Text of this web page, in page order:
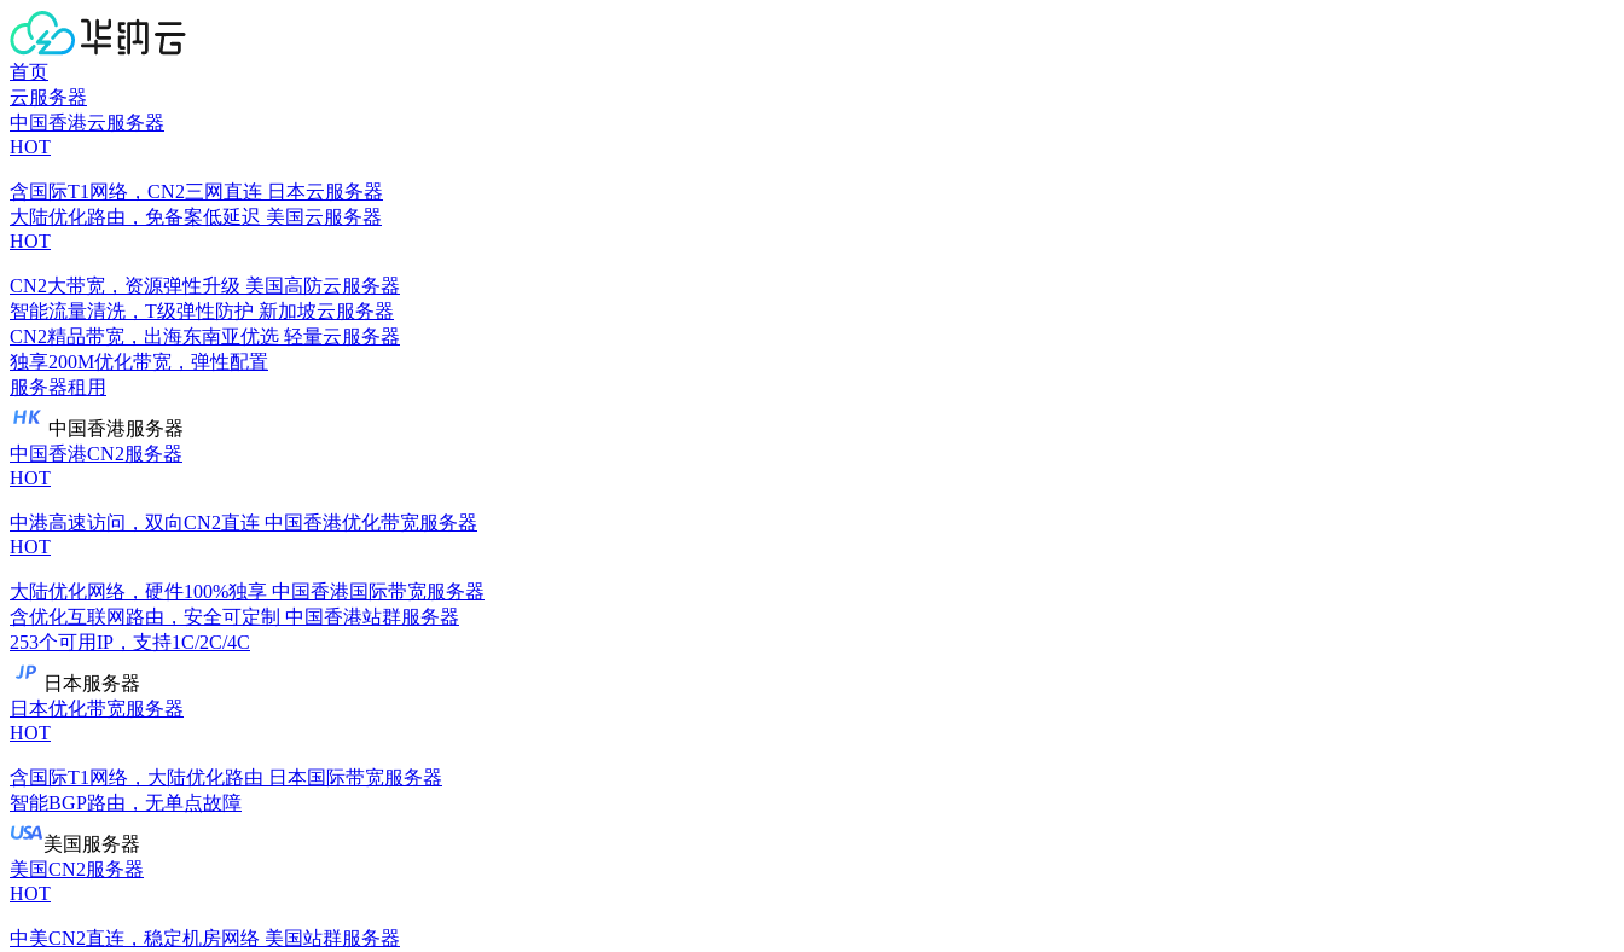
首页
云服务器
中国香港云服务器
HOT
含国际T1网络，CN2三网直连 日本云服务器
大陆优化路由，免备案低延迟 美国云服务器
HOT
CN2大带宽，资源弹性升级 美国高防云服务器
智能流量清洗，T级弹性防护 新加坡云服务器
CN2精品带宽，出海东南亚优选 轻量云服务器
独享200M优化带宽，弹性配置
服务器租用
中国香港服务器
中国香港CN2服务器
HOT
中港高速访问，双向CN2直连 中国香港优化带宽服务器
HOT
大陆优化网络，硬件100%独享 中国香港国际带宽服务器
含优化互联网路由，安全可定制 中国香港站群服务器
253个可用IP，支持1C/2C/4C
日本服务器
日本优化带宽服务器
HOT
含国际T1网络，大陆优化路由 日本国际带宽服务器
智能BGP路由，无单点故障
美国服务器
美国CN2服务器
HOT
中美CN2直连，稳定机房网络 美国站群服务器